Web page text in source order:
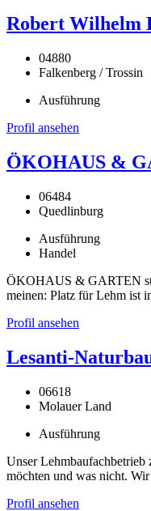
Robert Wilhelm
04880
Falkenberg / Trossin
Ausführung
Profil ansehen
ÖKOHAUS &
06484
Quedlinburg
Ausführung
Handel
ÖKOHAUS & GARTEN
meinen: Platz für Lehm ist
Profil ansehen
Lesanti-
06618
Molauer Land
Ausführung
Unser Lehmbaufachbetrieb
möchten und was nicht.
Profil ansehen